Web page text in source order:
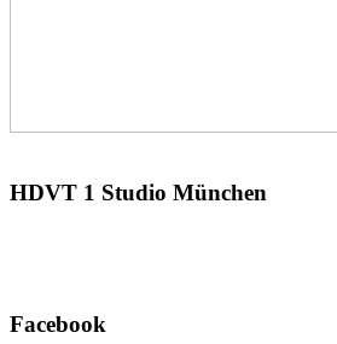
HDVT 1 Studio München
Facebook